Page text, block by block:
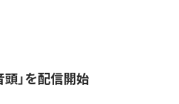
頭」を配信開始